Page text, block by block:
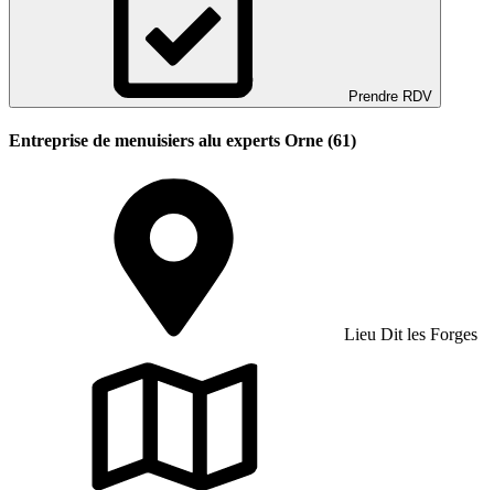
Prendre RDV
Entreprise de menuisiers alu experts Orne (61)
Lieu Dit les Forges